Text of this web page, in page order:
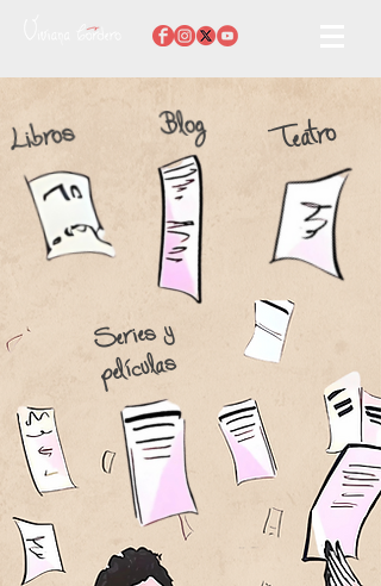
Libros Blog Teatro
Series y
películas